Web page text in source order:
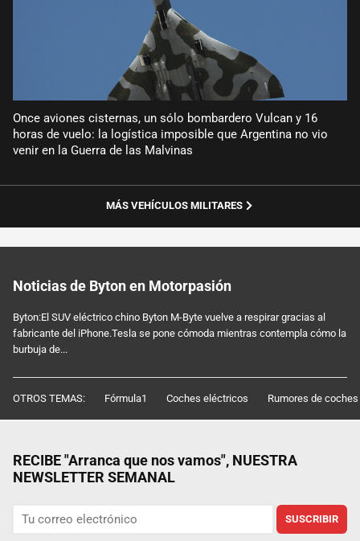
Once aviones cisternas, un sólo bombardero Vulcan y 16
horas de vuelo: la logística imposible que Argentina no vio
venir en la Guerra de las Malvinas
MÁS VEHÍCULOS MILITARES
Noticias de Byton en Motorpasión
Byton:El SUV eléctrico chino Byton M-Byte vuelve a respirar gracias al
fabricante del iPhone.Tesla se pone cómoda mientras contempla cómo la
burbuja de...
OTROS TEMAS: Fórmula1 Coches eléctricos Rumores de coches
RECIBE "Arranca que nos vamos", NUESTRA
NEWSLETTER SEMANAL
SUSCRIBIR